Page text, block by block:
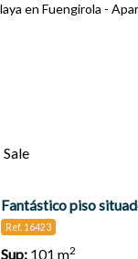
Sale
Ref. 16423
Sup:101 m2